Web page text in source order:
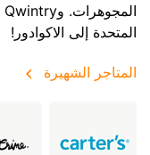
المتحدة إلى الاكوادور!
المتاجر الشهيرة